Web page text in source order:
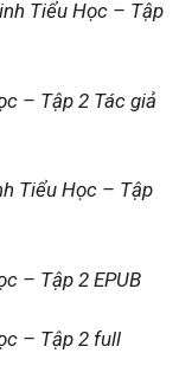
Tiểu Học – Tập
– Tập 2 Tác giả
Tiểu Học – Tập
– Tập 2 EPUB
– Tập 2 full